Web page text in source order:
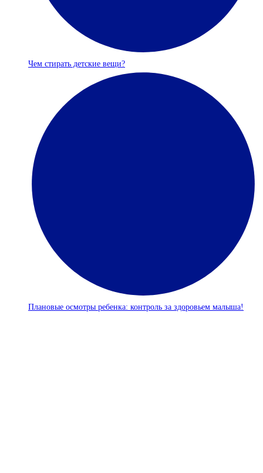
Чем стирать детские вещи?
Плановые осмотры ребенка: контроль за здоровьем малыша!